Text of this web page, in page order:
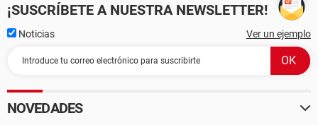
¡SUSCRÍBETE A NUESTRA NEWSLETTER!
Noticias Ver un ejemplo
NOVEDADES